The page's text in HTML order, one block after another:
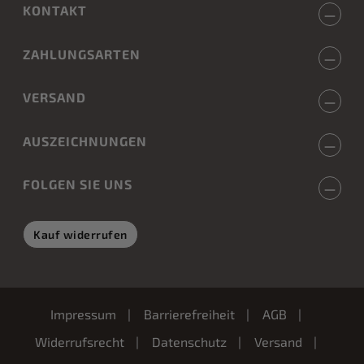
KONTAKT
ZAHLUNGSARTEN
VERSAND
AUSZEICHNUNGEN
FOLGEN SIE UNS
Kauf widerrufen
Impressum Barrierefreiheit
AGB
Widerrufsrecht
Datenschutz
Versand